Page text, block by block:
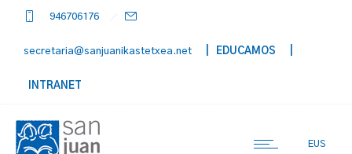
946706176
secretaria@sanjuanikastetxea.net | EDUCAMOS
INTRANET
EUS